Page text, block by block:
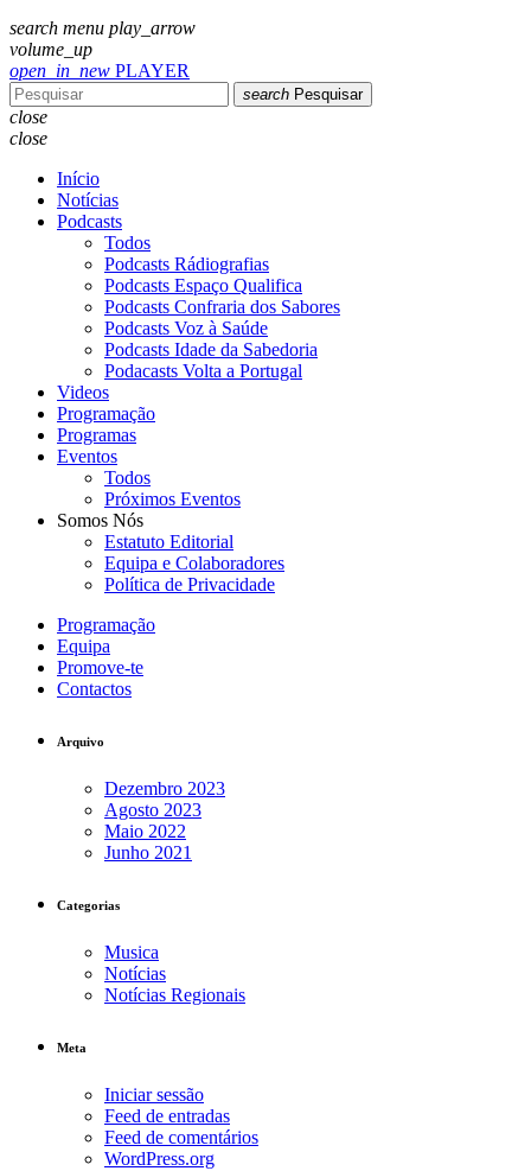
search menu play_arrow
volume_up
open_in_new PLAYER
search Pesquisar
close
close
Início
Notícias
Podcasts
Todos
Podcasts Rádiografias
Podcasts Espaço Qualifica
Podcasts Confraria dos Sabores
Podcasts Voz à Saúde
Podcasts Idade da Sabedoria
Podacasts Volta a Portugal
Videos
Programação
Programas
Eventos
Todos
Próximos Eventos
Somos Nós
Estatuto Editorial
Equipa e Colaboradores
Política de Privacidade
Programação
Equipa
Promove-te
Contactos
Arquivo
Dezembro 2023
Agosto 2023
Maio 2022
Junho 2021
Categorias
Musica
Notícias
Notícias Regionais
Meta
Iniciar sessão
Feed de entradas
Feed de comentários
WordPress.org